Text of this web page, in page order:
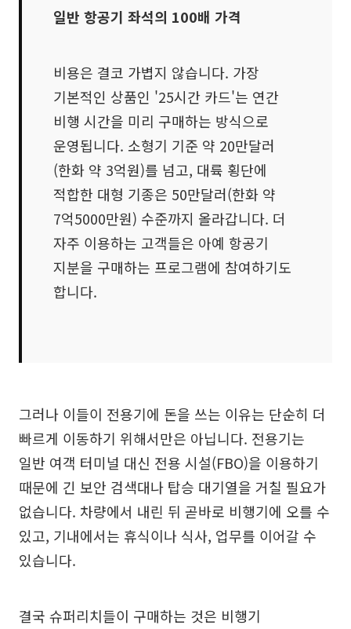
일반 항공기 좌석의 100배 가격
비용은 결코 가볍지 않습니다. 가장
기본적인 상품인 '25시간 카드'는 연간
비행 시간을 미리 구매하는 방식으로
운영됩니다. 소형기 기준 약 20만달러
(한화 약 3억원)를 넘고, 대륙 횡단에
적합한 대형 기종은 50만달러(한화 약
7억5000만원) 수준까지 올라갑니다. 더
자주 이용하는 고객들은 아예 항공기
지분을 구매하는 프로그램에 참여하기도
합니다.
그러나 이들이 전용기에 돈을 쓰는 이유는 단순히 더
빠르게 이동하기 위해서만은 아닙니다. 전용기는
일반 여객 터미널 대신 전용 시설(FBO)을 이용하기
때문에 긴 보안 검색대나 탑승 대기열을 거칠 필요가
없습니다. 차량에서 내린 뒤 곧바로 비행기에 오를 수
있고, 기내에서는 휴식이나 식사, 업무를 이어갈 수
있습니다.
결국 슈퍼리치들이 구매하는 것은 비행기